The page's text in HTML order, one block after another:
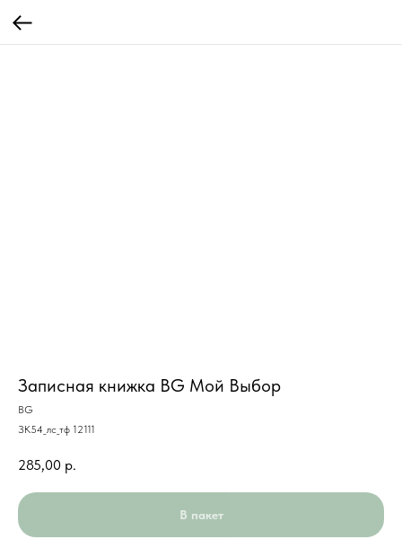
Записная книжка BG Мой Выбор
BG
ЗК54_лс_тф 12111
285,00 р.
В пакет